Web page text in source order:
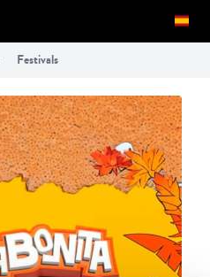
Festivals